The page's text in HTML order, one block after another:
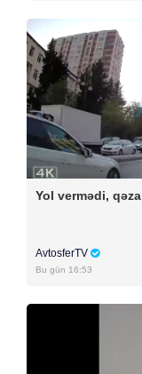
Yol vermədi,
AvtosferTV
Bu gün 16:53